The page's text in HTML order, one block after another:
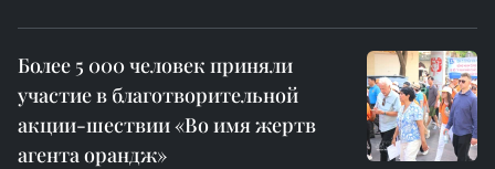
Более 5 000 человек приняли
участие в благотворительной
акции-шествии «Во имя жертв
агента орандж»